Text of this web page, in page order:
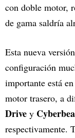
con doble motor,
de gama saldría
Esta nueva versión
configuración
importante está
motor trasero, a
Drive y
respectivamente.